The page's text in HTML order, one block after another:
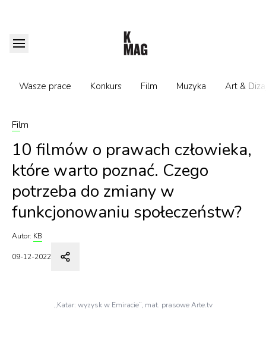
Wasze prace Konkurs Film Muzyka Art &
Film
10 filmów o prawach człowieka,
które warto poznać. Czego
potrzeba do zmiany w
funkcjonowaniu społeczeństw?
Autor: KB
09-12-2022
„Katar: wyzysk w Emiracie”, mat. prasowe Arte.tv